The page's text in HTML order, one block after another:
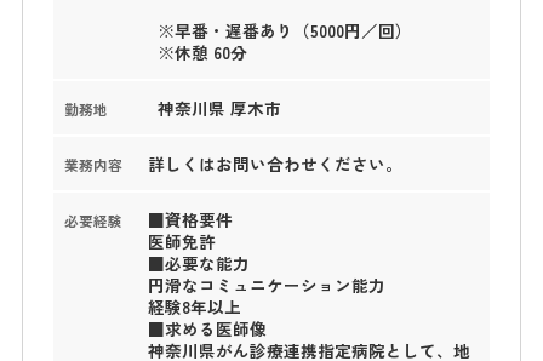
※早番・遅番あり（5000円／回）
※休憩 60分
勤務地 神奈川県 厚木市
業務内容 詳しくはお問い合わせください。
必要経験
■資格要件
医師免許
■必要な能力
円滑なコミュニケーション能力
経験8年以上
■求める医師像
神奈川県がん診療連携指定病院として、地